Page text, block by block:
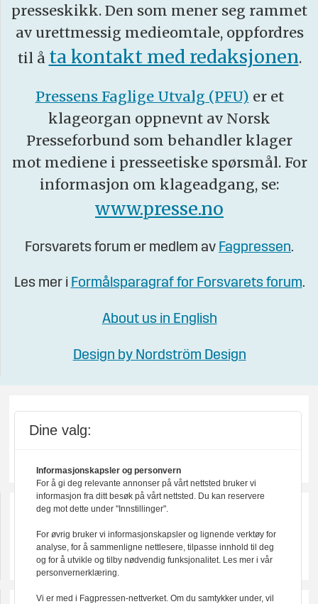
presseskikk. Den som mener seg rammet
av urettmessig medieomtale, oppfordres
til å ta kontakt med redaksjonen.
Pressens Faglige Utvalg (PFU) er et
klageorgan oppnevnt av Norsk
Presseforbund som behandler klager
mot mediene i presseetiske spørsmål. For
informasjon om klageadgang, se:
www.presse.no
Forsvarets forum er medlem av Fagpressen.
Les mer i Formålsparagraf for Forsvarets forum.
About us in English
Design by Nordström Design
Dine valg:
Informasjonskapsler og personvern
For å gi deg relevante annonser på vårt nettsted bruker vi
informasjon fra ditt besøk på vårt nettsted. Du kan reservere
deg mot dette under "Innstillinger".
For øvrig bruker vi informasjonskapsler og lignende verktøy for
analyse, for å sammenligne nettlesere, tilpasse innhold til deg
og for å utvikle og tilby nødvendig funksjonalitet. Les mer i vår
personvernerklæring.
Vi er med i Fagpressen-nettverket. Om du samtykker under, vil